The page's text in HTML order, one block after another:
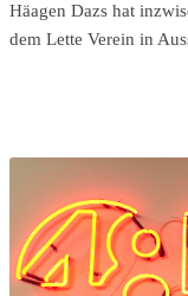
Häagen Dazs hat
dem Lette Verein in